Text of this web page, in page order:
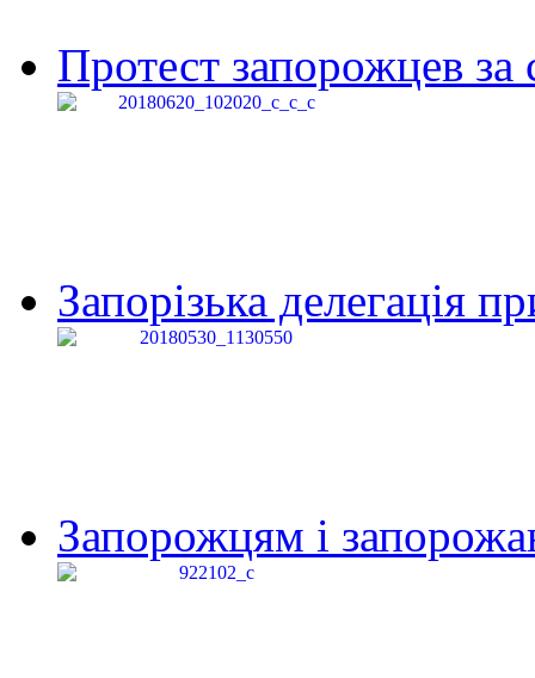
Протест запорожцев за
Запорізька делегація
Запорожцям і